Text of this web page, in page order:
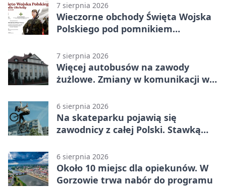
7 sierpnia 2026
Wieczorne obchody Święta Wojska
Polskiego pod pomnikiem
7 sierpnia 2026
Więcej autobusów na zawody
żużlowe. Zmiany w komunikacji w
6 sierpnia 2026
Na skateparku pojawią się
zawodnicy z całej Polski. Stawką
6 sierpnia 2026
Około 10 miejsc dla opiekunów. W
Gorzowie trwa nabór do programu